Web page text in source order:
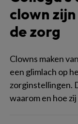
clown
de zorg
Clowns maken
een glimlach op
zorginstellingen.
waarom en hoe